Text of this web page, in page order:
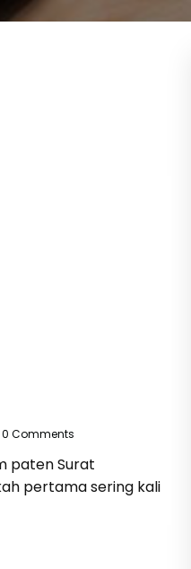
0 Comments
paten Surat
pertama sering kali